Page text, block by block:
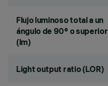
Flujo luminoso total a un
ángulo de 90° o superior
(lm)
Light output ratio (LOR)